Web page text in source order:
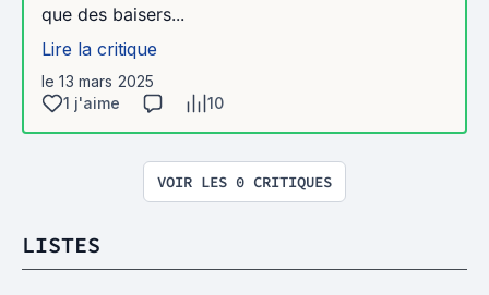
que des baisers...
Lire la critique
le 13 mars 2025
1 j'aime
10
VOIR LES 0 CRITIQUES
LISTES